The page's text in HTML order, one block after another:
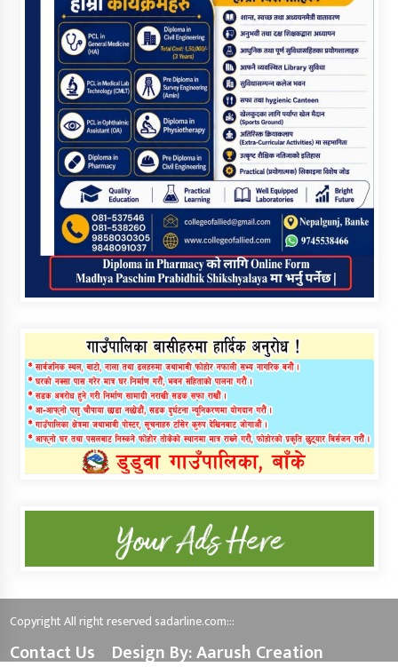
Copyright All right reserved sadarline.com:::
Contact Us Design By: Aarush Creation